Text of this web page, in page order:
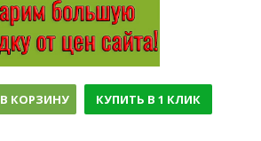
В КОРЗИНУ КУПИТЬ В 1 КЛИК